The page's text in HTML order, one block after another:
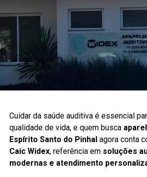
Cuidar da saúde auditiva é essencial
qualidade de vida, e quem busca
Espírito Santo do Pinhalagora conta
Caic Widex, referência em soluções
modernas e atendimento